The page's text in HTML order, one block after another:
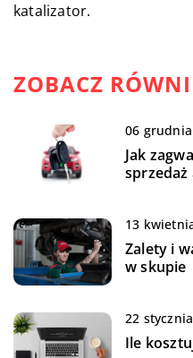
katalizator.
ZOBACZ
06
Jak
sprzedaż
13
Zalety i
w skupie
22
Ile